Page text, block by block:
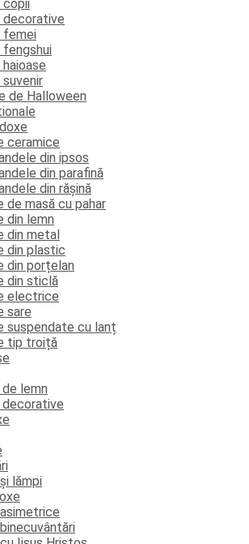
copii
decorative
femei
fengshui
suvenir
de Halloween
ceramice
din ipsos
din parafină
din rășină
de masă cu pahar
din lemn
din metal
din plastic
din porțelan
din sticlă
electrice
sare
suspendate cu lanț
tip troiță
de lemn
decorative
lămpi